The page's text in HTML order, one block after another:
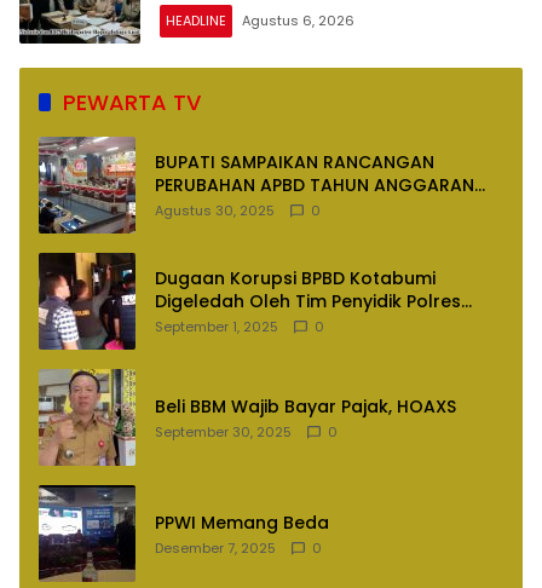
HEADLINE Agustus 6, 2026
PEWARTA TV
BUPATI SAMPAIKAN RANCANGAN
PERUBAHAN APBD TAHUN ANGGARAN
2025
Agustus 30, 2025 0
Dugaan Korupsi BPBD Kotabumi
Digeledah Oleh Tim Penyidik Polres
Lampung Utara
September 1, 2025 0
Beli BBM Wajib Bayar Pajak, HOAXS
September 30, 2025 0
PPWI Memang Beda
Desember 7, 2025 0